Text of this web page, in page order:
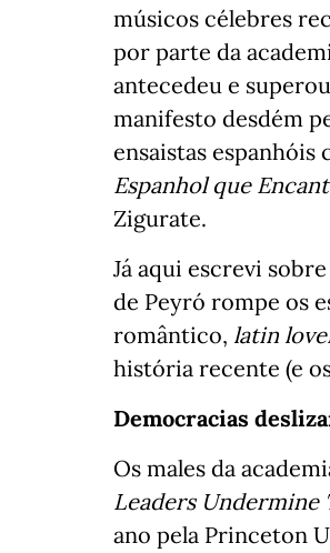
músicos célebres
por parte da
antecedeu e
manifesto desdém
ensaistas
Espanhol que
Zigurate.
Já aqui escrevi
de Peyró rompe os
romântico, latin
história recente (e
Democracias
Os males da
Leaders Undermine
ano pela Princeton